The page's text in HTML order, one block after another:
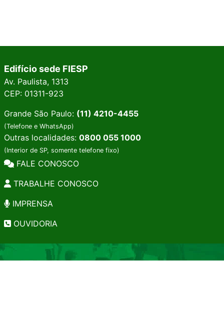
Edifício sede FIESP
Av. Paulista, 1313
CEP: 01311-923
Grande São Paulo: (11) 4210-4455
(Telefone e WhatsApp)
Outras localidades: 0800 055 1000
(Interior de SP, somente telefone fixo)
FALE CONOSCO
TRABALHE CONOSCO
IMPRENSA
OUVIDORIA
INSTITUCIONAL